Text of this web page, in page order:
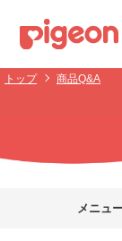
トップ 商品Q&A
メニュ